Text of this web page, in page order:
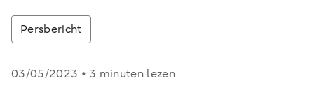
Persbericht
03/05/2023 • 3 minuten lezen